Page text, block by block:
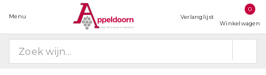
Menu Verlanglijst
0
Winkelwagen